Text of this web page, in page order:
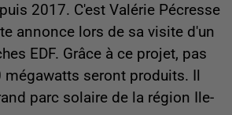
2017. C'est Valérie Pécresse
annonce lors de sa visite d'un
EDF. Grâce à ce projet, pas
seront produits. Il
parc solaire de la région Ile-